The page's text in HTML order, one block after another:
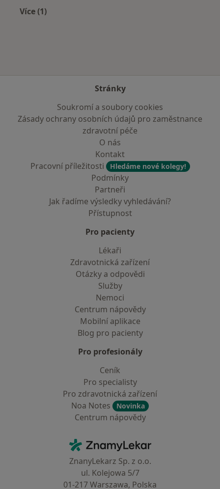
Více (1)
Stránky
Soukromí a soubory cookies
Zásady ochrany osobních údajů pro zaměstnance
zdravotní péče
O nás
Kontakt
Pracovní příležitosti
Hledáme nové kolegy!
Podmínky
Partneři
Jak řadíme výsledky vyhledávání?
Přístupnost
Pro pacienty
Lékaři
Zdravotnická zařízení
Otázky a odpovědi
Služby
Nemoci
Centrum nápovědy
Mobilní aplikace
Blog pro pacienty
Pro profesionály
Ceník
Pro specialisty
Pro zdravotnická zařízení
Noa Notes
Novinka
Centrum nápovědy
ZnamyLekar - Hlavní stránka
ZnanyLekarz Sp. z o.o.
ul. Kolejowa 5/7
01-217 Warszawa, Polska